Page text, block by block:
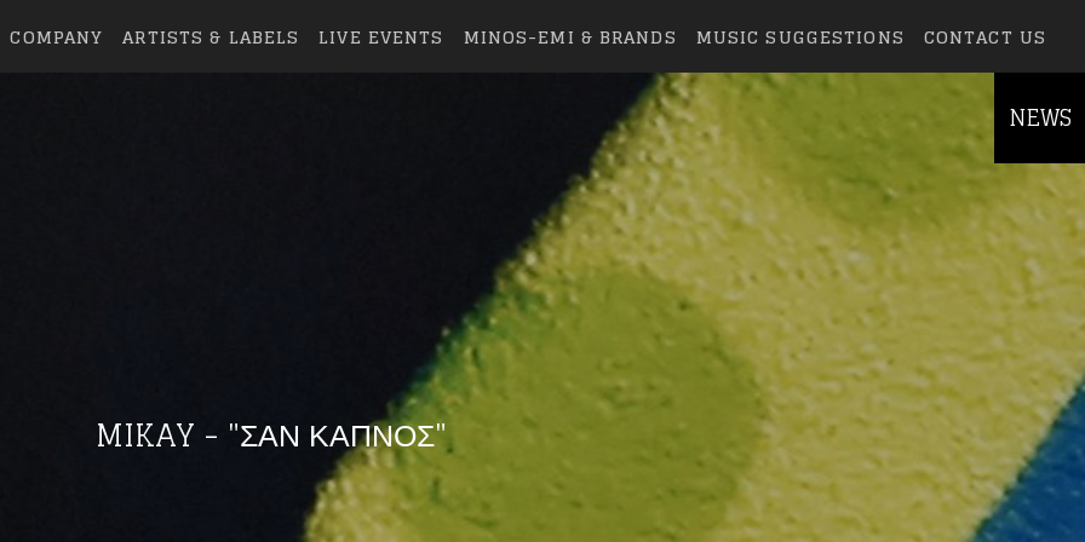
COMPANY ARTISTS & LABELS LIVE EVENTS MINOS-EMI & BRANDS MUSIC SUGGESTIONS CONTACT US
MIKAY - "ΣΑΝ ΚΑΠΝΟΣ"
NEWS